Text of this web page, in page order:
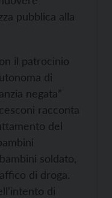
pubblica alla
il patrocinio
di
negata”
racconta
del
soldato,
di droga.
di